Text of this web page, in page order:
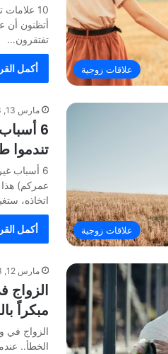
علاقات زوجية
10
أتظنون أن
تفتقرون…
أكمل
علاقات زوجية
مارس 13, 2023
6
تندموا
6 أسباب
عمركم)
اتخاذه،
أكمل
مارس 12, 2023
الزواج
مبكراً
الزواج في
الخطأ..